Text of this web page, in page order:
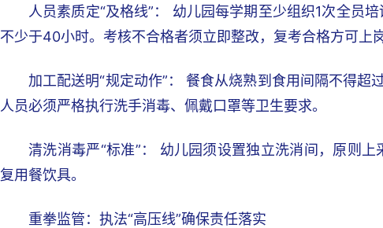
人员素质定“及格线”： 幼儿园每学期至少组织1次全员
不少于40小时。考核不合格者须立即整改，复考合格方可上岗
加工配送明“规定动作”： 餐食从烧熟到食用间隔不得
人员必须严格执行洗手消毒、佩戴口罩等卫生要求。
清洗消毒严“标准”： 幼儿园须设置独立洗消间，原则
复用餐饮具。
重拳监管：执法“高压线”确保责任落实